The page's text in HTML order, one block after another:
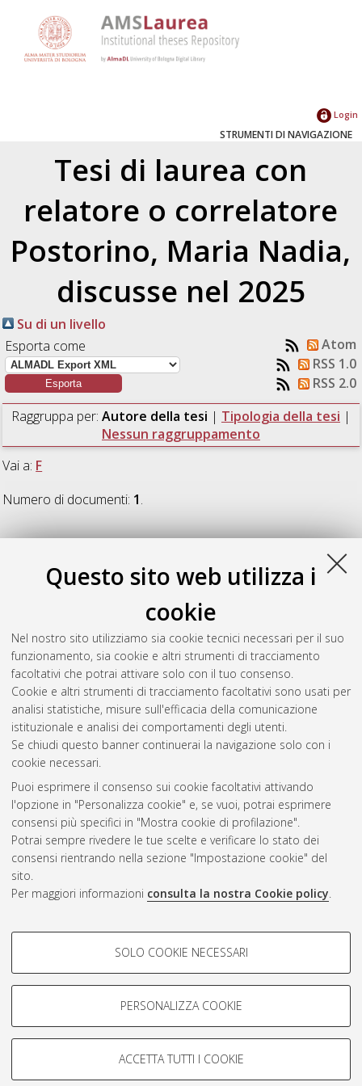
Questo sito web utilizza i
cookie
Nel nostro sito utilizziamo sia cookie tecnici necessari per il suo
funzionamento, sia cookie e altri strumenti di tracciamento
facoltativi che potrai attivare solo con il tuo consenso.
Cookie e altri strumenti di tracciamento facoltativi sono usati per
analisi statistiche, misure sull'efficacia della comunicazione
istituzionale e analisi dei comportamenti degli utenti.
Se chiudi questo banner continuerai la navigazione solo con i
cookie necessari.
Puoi esprimere il consenso sui cookie facoltativi attivando
l'opzione in "Personalizza cookie" e, se vuoi, potrai esprimere
consensi più specifici in "Mostra cookie di profilazione".
Potrai sempre rivedere le tue scelte e verificare lo stato dei
consensi rientrando nella sezione "Impostazione cookie" del
sito.
Per maggiori informazioni consulta la nostra Cookie policy.
COOKIE DI PROFILAZIONE -
Si tratta di cookie utilizzati per analizzare le caratteristiche della
navigazione degli utenti, creare profili in base al loro comportamento
Mostra cookie di profilazione
COOKIE TECNICI - NECESSARI
SOLO COOKIE NECESSARI
PERSONALIZZA COOKIE
ACCETTA TUTTI I COOKIE
Login
STRUMENTI DI NAVIGAZIONE
Tesi di laurea con
relatore o correlatore
Postorino, Maria Nadia,
discusse nel 2025
Su di un livello
Esporta come
Atom
RSS 1.0
RSS 2.0
Raggruppa per: Autore della tesi | Tipologia della tesi |
Nessun raggruppamento
Vai a: F
Numero di documenti: 1.
F
Florio, Ippazio
guida autonoma e veicoli a guida umana in ambito
deflusso.[Laurea magistrale], Università di Bologna, Corso di
Studio inIngegneria civile [LM-DM270], Documento full-text
non disponibile
Questa lista e' stata generata ilSun Aug 9 03:37:39 2026
CEST
Atom
Rss 1.0
Rss 2.0
AMS Laurea
Impostazioni Cookie
Informativa sulla privacy
Condizioni d’uso del sito